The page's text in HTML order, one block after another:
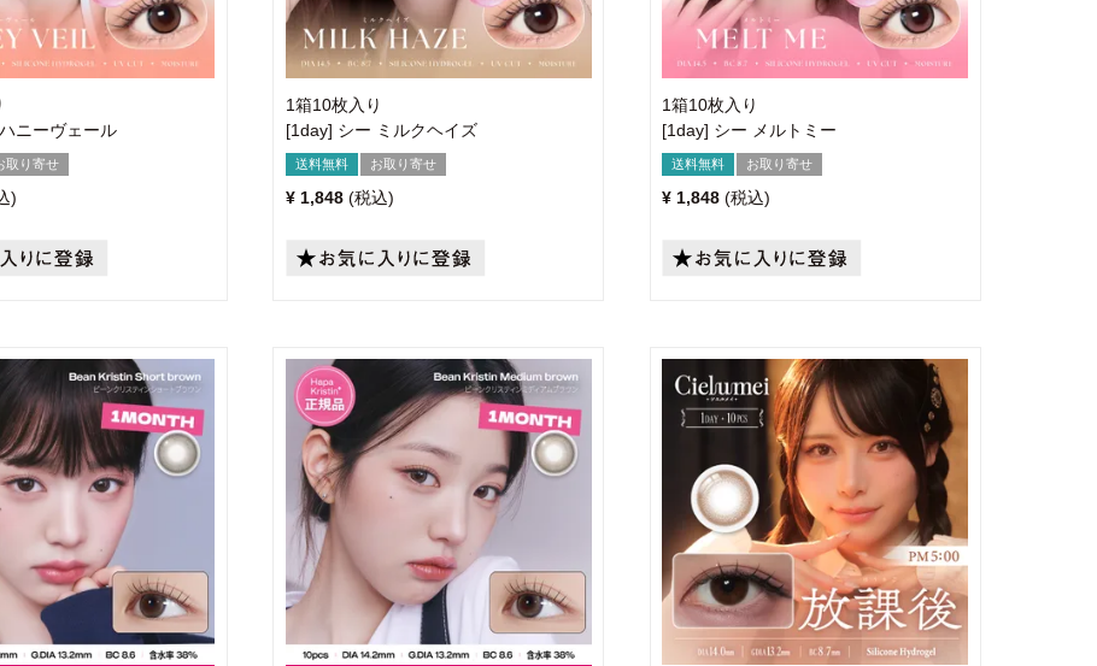
ニーヴェール
取り寄せ
1箱10枚入り
[1day] シー ミルクヘイズ
送料無料 お取り寄せ
¥ 1,848 税込
1箱10枚入り
[1day] シー メルトミー
送料無料 お取り寄せ
¥ 1,848 税込